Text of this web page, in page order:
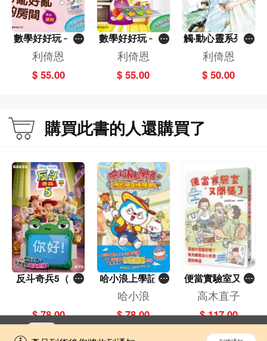
數學好好玩－好
亂好亂的房間－
排列
利倚恩
$ 55.00
數學好好玩－小
兔子分餅乾－分
類
利倚恩
$ 55.00
觸‧動心靈系列---
風中的離別曲
利倚恩
$ 50.00
購買此書的人還購買了
反斗奇兵5（圖
$ 78.00
哈小浪上學記(1
3)——逃出神奇
博物館
哈小浪
$ 78.00
便當實驗室又開
張了——日日和
特別日的菜單挑
戰記
高木直子
$ 117.00
開啟